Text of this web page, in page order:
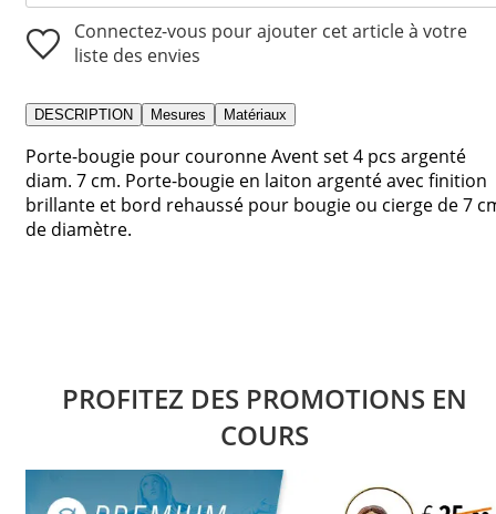
Connectez-vous pour ajouter cet article à votre
liste des envies
DESCRIPTION Mesures Matériaux
Porte-bougie pour couronne Avent set 4 pcs argenté
diam. 7 cm. Porte-bougie en laiton argenté avec finition
brillante et bord rehaussé pour bougie ou cierge de 7
de diamètre.
PROFITEZ DES PROMOTIONS EN
COURS